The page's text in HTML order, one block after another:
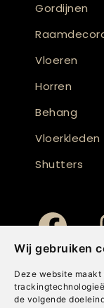
Wij gebruiken
Deze website
de volgende
Gordijnen
Vloeren
Horren
Behang
Vloerkleden
Shutters